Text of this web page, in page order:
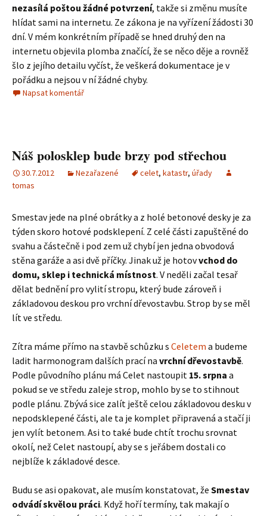
nezasílá poštou žádné potvrzení, takže si změnu musíte
hlídat sami na internetu. Ze zákona je na vyřízení žádosti 30
dní. V mém konkrétním případě se hned druhý den na
internetu objevila plomba značící, že se něco děje a rovněž
šlo z jejího detailu vyčíst, že veškerá dokumentace je v
pořádku a nejsou v ní žádné chyby.
Napsat komentář
Náš polosklep bude brzy pod střechou
30.7.2012 Nezařazené celet, katastr, úřady
tomas
Smestav jede na plné obrátky a z holé betonové desky je za
týden skoro hotové podsklepení. Z celé části zapuštěné do
svahu a částečně i pod zem už chybí jen jedna obvodová
stěna garáže a asi dvě příčky. Jinak už je hotovvchod do
domu, sklep i technická místnost. V neděli začal tesař
dělat bednění pro vylití stropu, který bude zároveň i
základovou deskou pro vrchní dřevostavbu. Strop by se měl
lít ve středu.
Zítra máme přímo na stavbě schůzku s Celetem a budeme
ladit harmonogram dalších prací na vrchní dřevostavbě.
Podle původního plánu má Celet nastoupit 15. srpna a
pokud se ve středu zaleje strop, mohlo by se to stihnout
podle plánu. Zbývá sice zalít ještě celou základovou desku v
nepodsklepené části, ale ta je komplet připravená a stačí ji
jen vylít betonem. Asi to také bude chtít trochu srovnat
okolí, než Celet nastoupí, aby se s jeřábem dostali co
nejblíže k základové desce.
Budu se asi opakovat, ale musím konstatovat, že Smestav
odvádí skvělou práci. Když hoří termíny, tak makají o